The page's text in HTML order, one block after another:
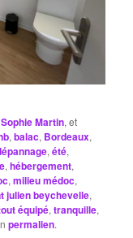
Sophie Martin, et
,balac, Bordeaux,
,été,
,hébergement,
,milieu médoc,
julien beychevelle,
équipé,tranquille,
permalien.